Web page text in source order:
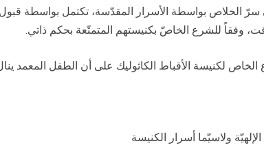
سرّ الخلاص بواسطة الأسرار المقدّسة، تكتمل بواسطة
وفقاً للشرع الخاصّ بكنيستهم المتمتّعة بحكم ذاتي.
الخاص لكنيسة الأقباط الكاثوليك على أن الطفل المعمد
الإلهيّة ولاسيّما أسرار الكنيسة